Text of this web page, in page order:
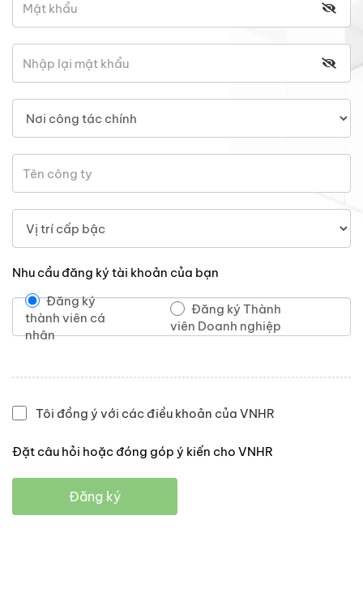
Nhu cầu đăng ký tài khoản của bạn
Đăng ký
thành viên cá
nhân
Đăng ký Thành
viên Doanh nghiệp
Tôi đồng ý với các điều khoản của VNHR
Đặt câu hỏi hoặc đóng góp ý kiến cho VNHR
Đăng ký